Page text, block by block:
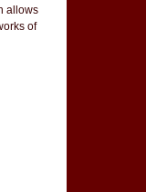
allows
of